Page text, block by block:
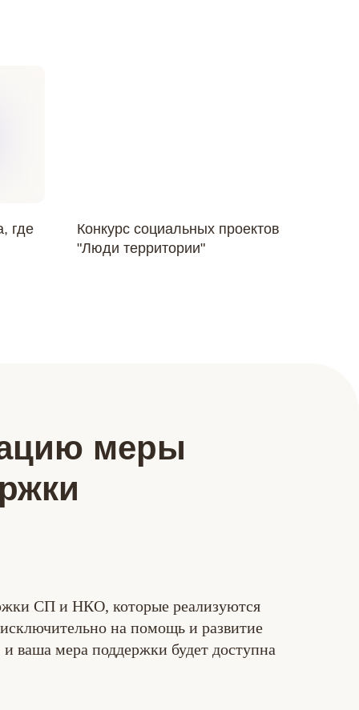
где
Конкурс социальных проектов
"Люди территории"
меры
СП и НКО, которые реализуются
на помощь и развитие
ваша мера поддержки будет доступна